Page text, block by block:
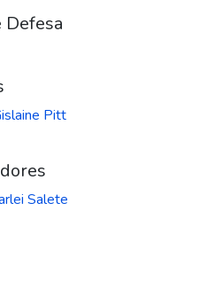
Defesa
Pitt
Salete